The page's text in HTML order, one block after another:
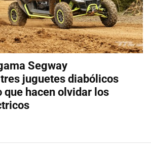
Segway
juguetes diabólicos
que hacen olvidar los